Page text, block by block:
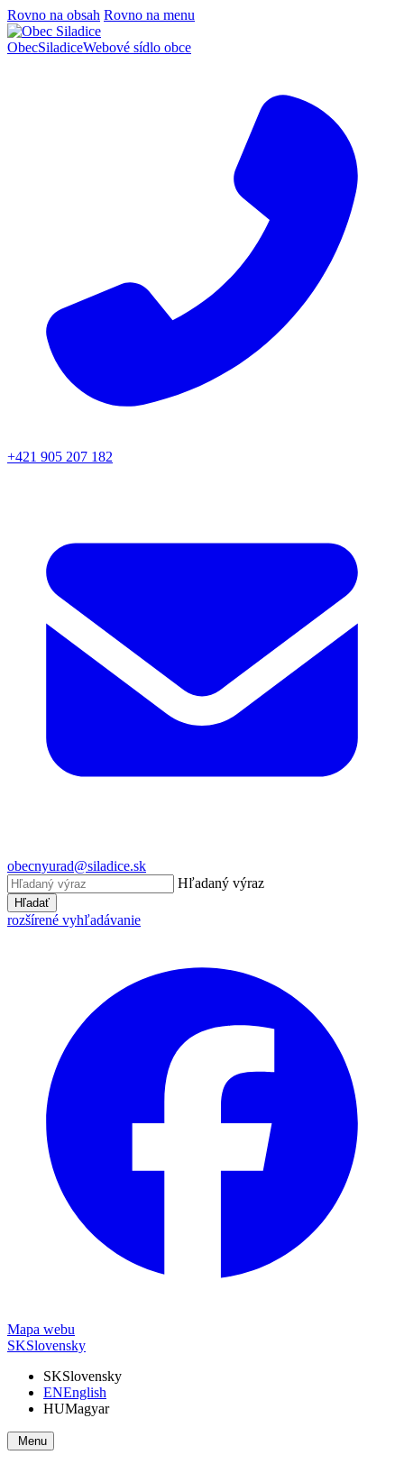
Rovno na obsah Rovno na menu
ObecSiladiceWebové sídlo obce
+421 905 207 182
obecnyurad@siladice.sk
Hľadaný výraz
Hľadať
rozšírené vyhľadávanie
Mapa webu
SKSlovensky
SKSlovensky
ENEnglish
HUMagyar
Menu